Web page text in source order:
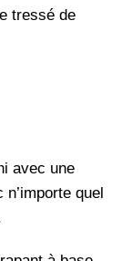
tressé de
avec une
quel